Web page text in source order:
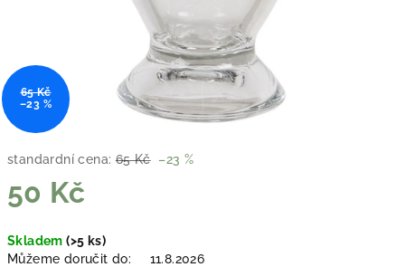
standardní cena: 65 Kč –23 %
50 Kč
cena:
Skladem(>5 ks)
Můžeme doručit do:
11.8.2026
65 Kč
–23 %